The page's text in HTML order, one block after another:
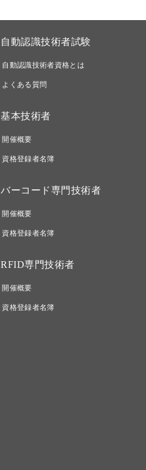
自動認識技術者試験
自動認識技術者資格とは
よくある質問
基本技術者
開催概要
資格登録者名簿
バーコード専門技術者
開催概要
資格登録者名簿
RFID専門技術者
開催概要
資格登録者名簿